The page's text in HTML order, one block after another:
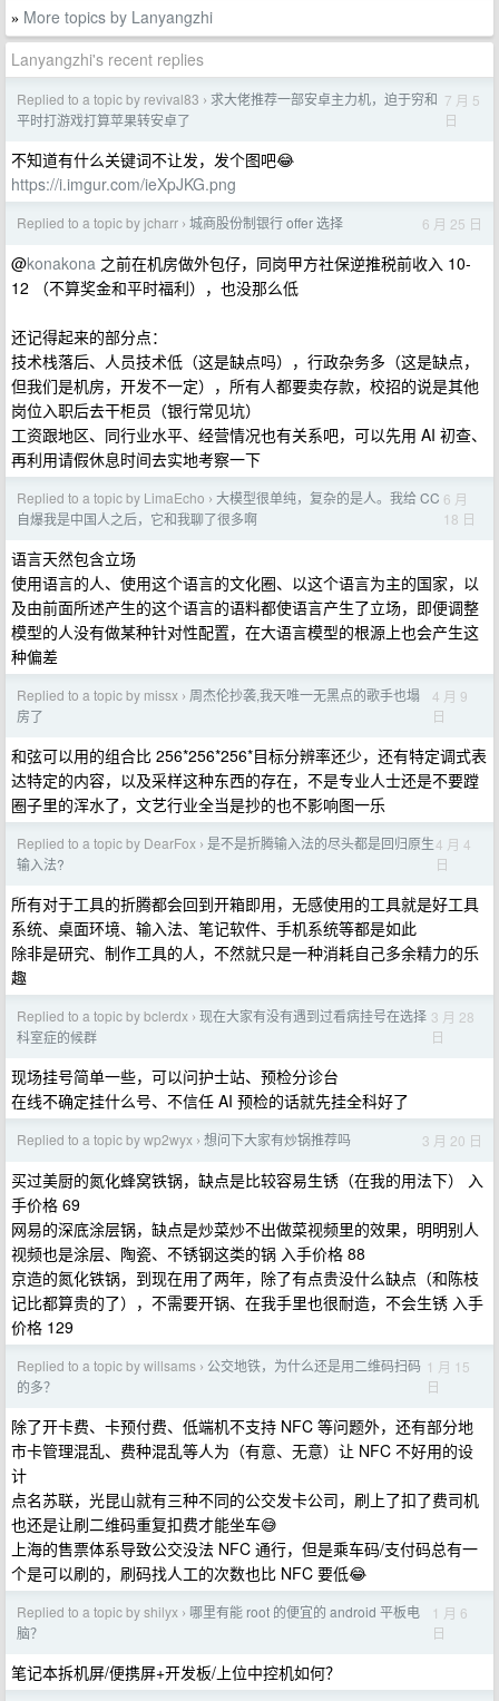
» More topics by Lanyangzhi
Lanyangzhi's recent replies
Replied to a topic by revival83 › 求大佬推荐一部安卓主力机，迫于穷和
平时打游戏打算苹果转安卓了
7 月 5
日
不知道有什么关键词不让发，发个图吧😂
https://i.imgur.com/ieXpJKG.png
Replied to a topic by jcharr › 城商股份制银行 offer 选择 6 月 25 日
@konakona 之前在机房做外包仔，同岗甲方社保逆推税前收入 10-
12 （不算奖金和平时福利），也没那么低
还记得起来的部分点：
技术栈落后、人员技术低（这是缺点吗），行政杂务多（这是缺点，
但我们是机房，开发不一定），所有人都要卖存款，校招的说是其他
岗位入职后去干柜员（银行常见坑）
工资跟地区、同行业水平、经营情况也有关系吧，可以先用 AI 初查、
再利用请假休息时间去实地考察一下
Replied to a topic by LimaEcho › 大模型很单纯，复杂的是人。我给 CC
自爆我是中国人之后，它和我聊了很多啊
6 月
18 日
语言天然包含立场
使用语言的人、使用这个语言的文化圈、以这个语言为主的国家，以
及由前面所述产生的这个语言的语料都使语言产生了立场，即便调整
模型的人没有做某种针对性配置，在大语言模型的根源上也会产生这
种偏差
Replied to a topic by missx › 周杰伦抄袭,我天唯一无黑点的歌手也塌
房了
4 月 9
日
和弦可以用的组合比 256*256*256*目标分辨率还少，还有特定调式表
达特定的内容，以及采样这种东西的存在，不是专业人士还是不要蹚
圈子里的浑水了，文艺行业全当是抄的也不影响图一乐
Replied to a topic by DearFox › 是不是折腾输入法的尽头都是回归原生
输入法?
4 月 4
日
所有对于工具的折腾都会回到开箱即用，无感使用的工具就是好工具
系统、桌面环境、输入法、笔记软件、手机系统等都是如此
除非是研究、制作工具的人，不然就只是一种消耗自己多余精力的乐
趣
Replied to a topic by bclerdx › 现在大家有没有遇到过看病挂号在选择
科室症的候群
3 月 28
日
现场挂号简单一些，可以问护士站、预检分诊台
在线不确定挂什么号、不信任 AI 预检的话就先挂全科好了
Replied to a topic by wp2wyx › 想问下大家有炒锅推荐吗 3 月 20 日
买过美厨的氮化蜂窝铁锅，缺点是比较容易生锈（在我的用法下） 入
手价格 69
网易的深底涂层锅，缺点是炒菜炒不出做菜视频里的效果，明明别人
视频也是涂层、陶瓷、不锈钢这类的锅 入手价格 88
京造的氮化铁锅，到现在用了两年，除了有点贵没什么缺点（和陈枝
记比都算贵的了），不需要开锅、在我手里也很耐造，不会生锈 入手
价格 129
Replied to a topic by willsams › 公交地铁，为什么还是用二维码扫码
的多？
1 月 15
日
除了开卡费、卡预付费、低端机不支持 NFC 等问题外，还有部分地
市卡管理混乱、费种混乱等人为（有意、无意）让 NFC 不好用的设
计
点名苏联，光昆山就有三种不同的公交发卡公司，刷上了扣了费司机
也还是让刷二维码重复扣费才能坐车😅
上海的售票体系导致公交没法 NFC 通行，但是乘车码/支付码总有一
个是可以刷的，刷码找人工的次数也比 NFC 要低😂
Replied to a topic by shilyx › 哪里有能 root 的便宜的 android 平板电
脑？
1 月 6
日
笔记本拆机屏/便携屏+开发板/上位中控机如何？